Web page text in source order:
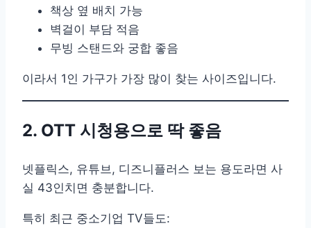
책상 옆 배치 가능
벽걸이 부담 적음
무빙 스탠드와 궁합 좋음
이라서 1인 가구가 가장 많이 찾는 사이즈입니다.
2. OTT 시청용으로 딱 좋음
넷플릭스, 유튜브, 디즈니플러스 보는 용도라면 사
실 43인치면 충분합니다.
특히 최근 중소기업 TV들도: